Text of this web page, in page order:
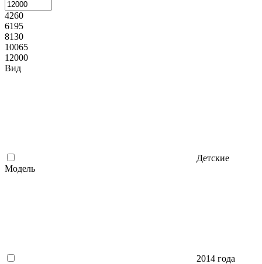
4260
6195
8130
10065
12000
Вид
Детские
Модель
2014 года